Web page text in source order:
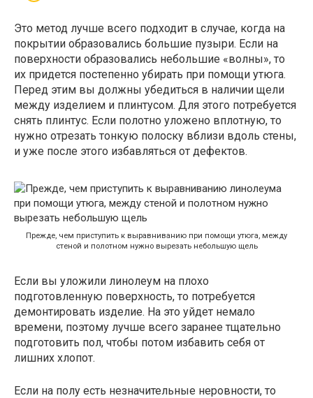
Это метод лучше всего подходит в случае, когда на
покрытии образовались большие пузыри. Если на
поверхности образовались небольшие «волны», то
их придется постепенно убирать при помощи утюга.
Перед этим вы должны убедиться в наличии щели
между изделием и плинтусом. Для этого потребуется
снять плинтус. Если полотно уложено вплотную, то
нужно отрезать тонкую полоску вблизи вдоль стены,
и уже после этого избавляться от дефектов.
Прежде, чем приступить к выравниванию при помощи утюга, между
стеной и полотном нужно вырезать небольшую щель
Если вы уложили линолеум на плохо
подготовленную поверхность, то потребуется
демонтировать изделие. На это уйдет немало
времени, поэтому лучше всего заранее тщательно
подготовить пол, чтобы потом избавить себя от
лишних хлопот.
Если на полу есть незначительные неровности, то